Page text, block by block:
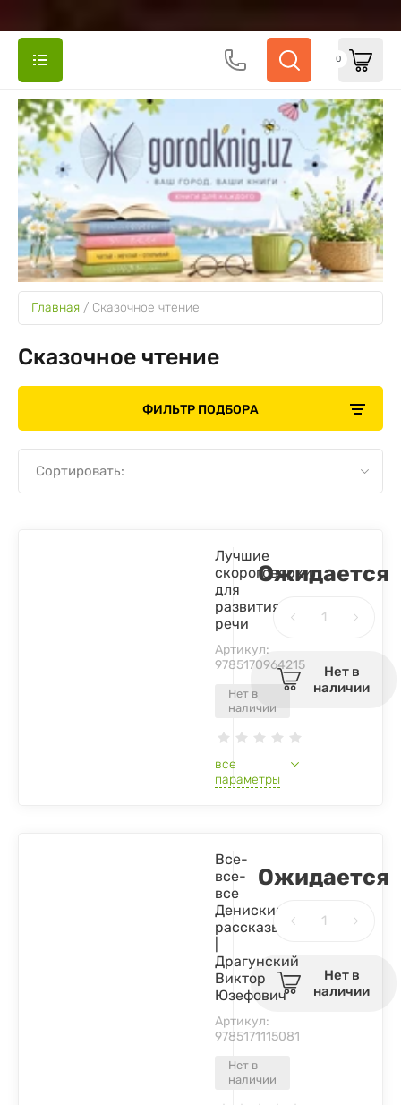
0
Главная / Сказочное чтение
Сказочное чтение
ФИЛЬТР ПОДБОРА
Сортировать:
Нет в
наличии
Лучшие
скороговорки
для
развития
речи
Артикул:
9785170964215
все
параметры
Ожидается
Нет в
наличии
Нет в
наличии
Все-
все-
все
Денискины
рассказы
Драгунский
Виктор
Юзефович
Артикул:
9785171115081
Ожидается
Нет в
наличии